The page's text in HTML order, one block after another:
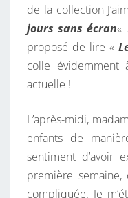
de la collection
jours sans écran«
proposé de lire «
colle évidemment
actuelle !
L’après-midi,
enfants de
sentiment d’avoir
première semaine,
compliquée. Je